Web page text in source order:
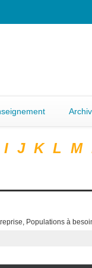
I J K L M
Populations à